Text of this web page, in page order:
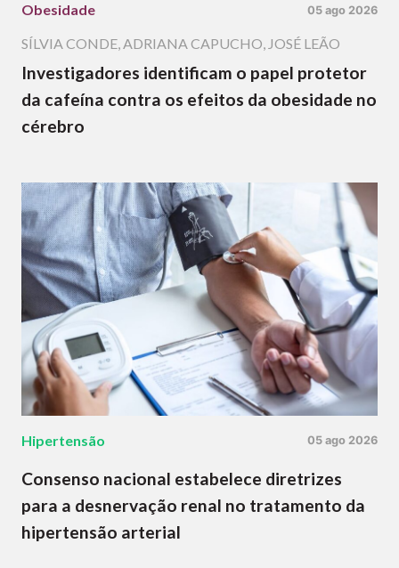
Obesidade 05 ago 2026
SÍLVIA CONDE,ADRIANA CAPUCHO, JOSÉ LEÃO
Investigadores identificam o papel protetor
da cafeína contra os efeitos da obesidade no
cérebro
Hipertensão 05 ago 2026
Consenso nacional estabelece diretrizes
para a desnervação renal no tratamento da
hipertensão arterial